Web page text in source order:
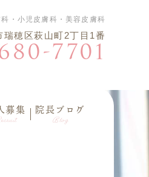
・小児皮膚科・美容皮膚科
穂区萩山町2丁目1番
7701
募集 院長ブログ
Blog